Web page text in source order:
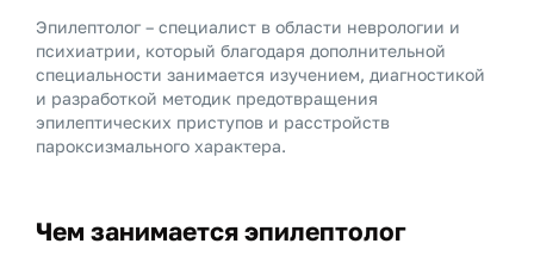
Эпилептолог – специалист в области неврологии и
психиатрии, который благодаря дополнительной
специальности занимается изучением, диагностикой
и разработкой методик предотвращения
эпилептических приступов и расстройств
пароксизмального характера.
Чем занимается эпилептолог